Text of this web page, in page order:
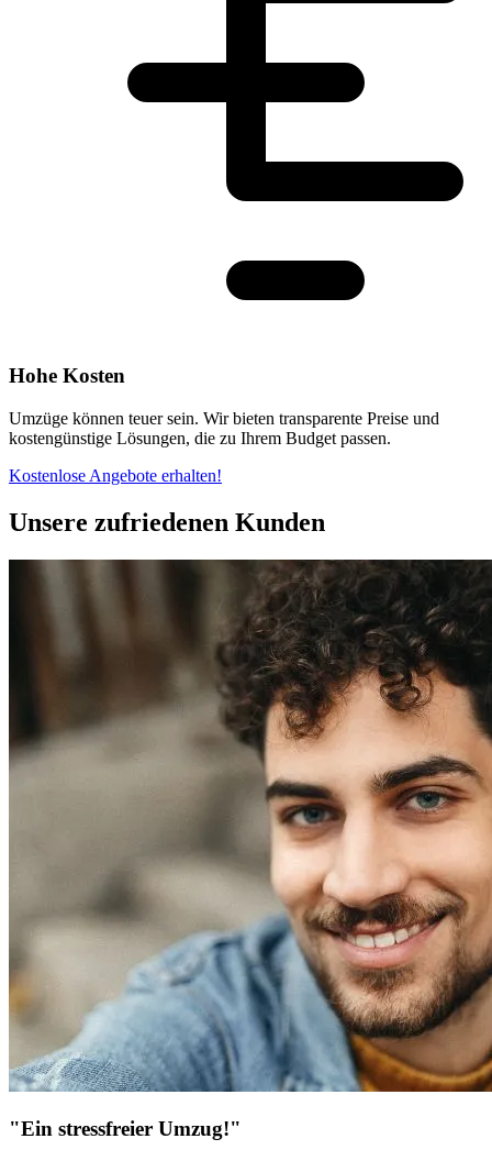
Hohe Kosten
Umzüge können teuer sein. Wir bieten transparente Preise und
kostengünstige Lösungen, die zu Ihrem Budget passen.
Kostenlose Angebote erhalten!
Unsere zufriedenen Kunden
"Ein stressfreier Umzug!"